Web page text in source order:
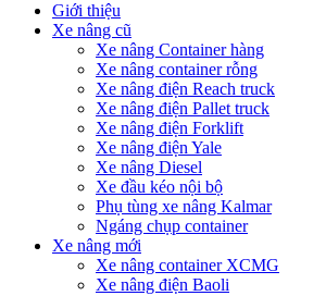
Giới thiệu
Xe nâng cũ
Xe nâng Container hàng
Xe nâng container rỗng
Xe nâng điện Reach truck
Xe nâng điện Pallet truck
Xe nâng điện Forklift
Xe nâng điện Yale
Xe nâng Diesel
Xe đầu kéo nội bộ
Phụ tùng xe nâng Kalmar
Ngáng chụp container
Xe nâng mới
Xe nâng container XCMG
Xe nâng điện Baoli